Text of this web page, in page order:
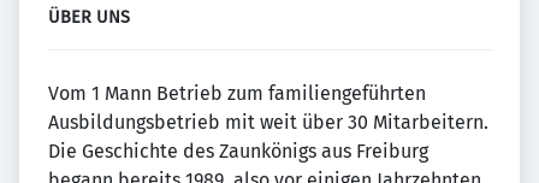
ÜBER UNS
Vom 1 Mann Betrieb zum familiengeführten
Ausbildungsbetrieb mit weit über 30 Mitarbeitern.
Die Geschichte des Zaunkönigs aus Freiburg